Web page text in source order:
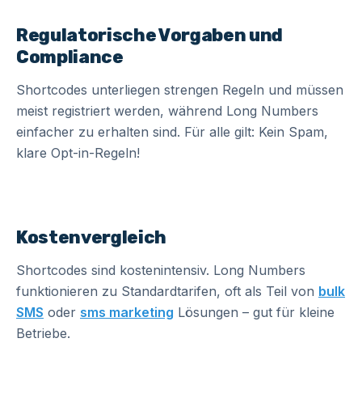
Regulatorische Vorgaben und
Compliance
Shortcodes unterliegen strengen Regeln und müssen
meist registriert werden, während Long Numbers
einfacher zu erhalten sind. Für alle gilt: Kein Spam,
klare Opt-in-Regeln!
Kostenvergleich
Shortcodes sind kostenintensiv. Long Numbers
funktionieren zu Standardtarifen, oft als Teil von bulk
SMS oder sms marketing Lösungen – gut für kleine
Betriebe.